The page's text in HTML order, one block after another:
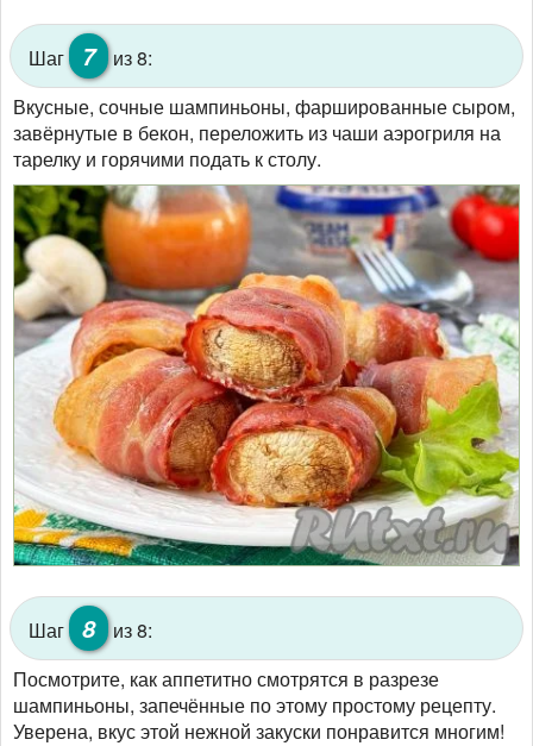
Шаг 7
из 8:
Вкусные, сочные шампиньоны, фаршированные сыром,
завёрнутые в бекон, переложить из чаши аэрогриля на
тарелку и горячими подать к столу.
Шаг 8
из 8:
Посмотрите, как аппетитно смотрятся в разрезе
шампиньоны, запечённые по этому простому рецепту.
Уверена, вкус этой нежной закуски понравится многим!